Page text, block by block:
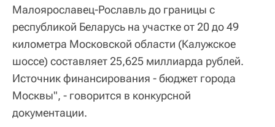
Малоярославец-Рославль до границы с
республикой Беларусь на участке от 20 до 49
километра Московской области (Калужское
шоссе) составляет 25,625 миллиарда рублей.
Источник финансирования - бюджет города
Москвы", - говорится в конкурсной
документации.